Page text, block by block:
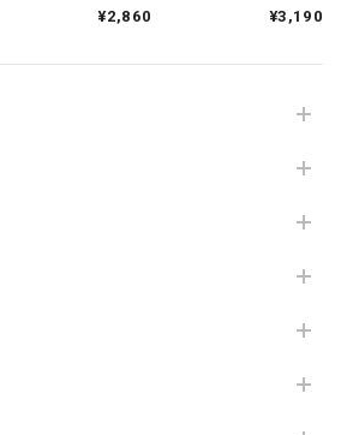
VEL』（RB-045）¥2,860
ス・ヴェントス』|
Vanessa
¥3,190